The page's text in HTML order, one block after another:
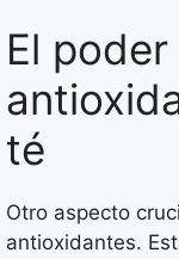
El
té
Otro aspecto
antioxidantes.